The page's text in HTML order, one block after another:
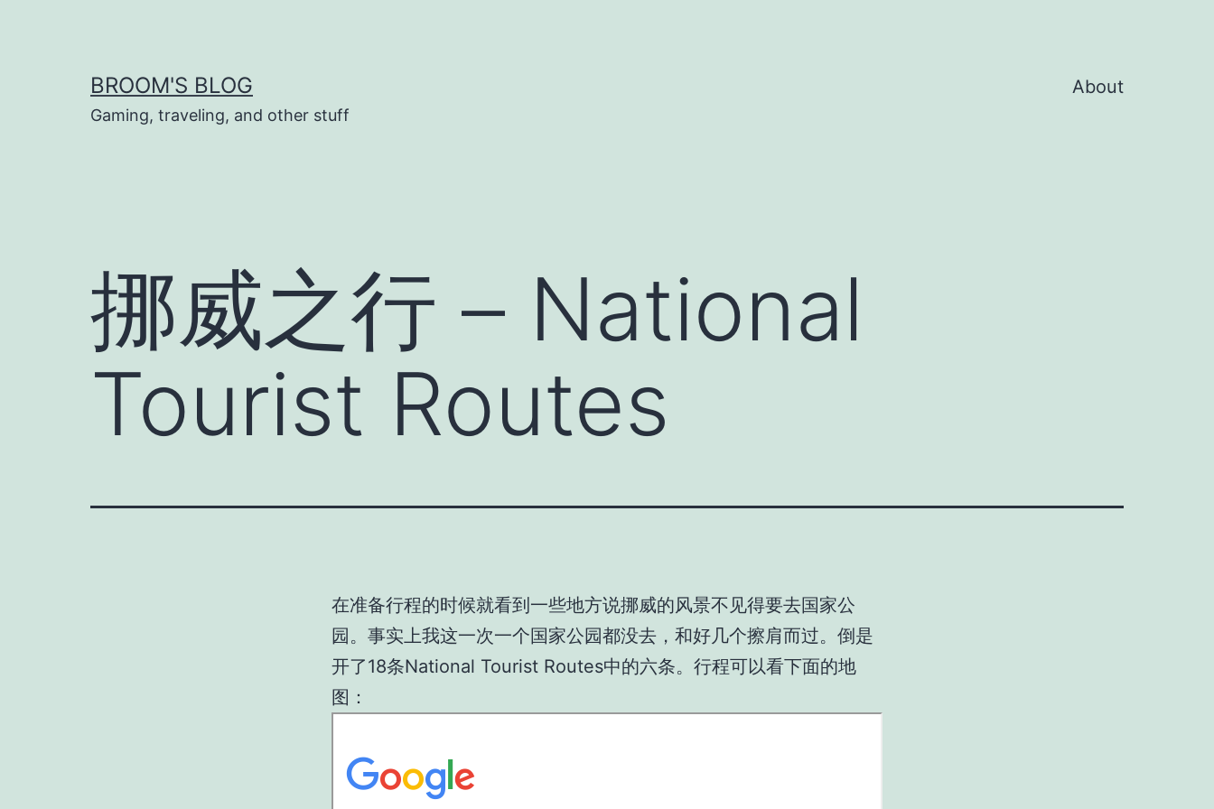
BROOM'S BLOG
Gaming, traveling, and other stuff
About
挪威之行 – National
Tourist Routes
在准备行程的时候就看到一些地方说挪威的风景不见得要去国家公
园。事实上我这一次一个国家公园都没去，和好几个擦肩而过。倒是
开了18条National Tourist Routes中的六条。行程可以看下面的地
图：